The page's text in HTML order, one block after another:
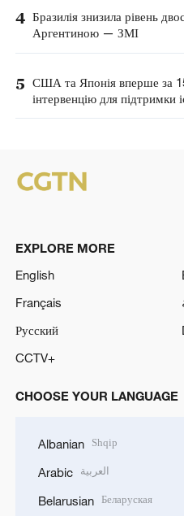
4 Бразилія знизила рівень
Аргентиною — ЗМІ
5 США та Японія вперше за
інтервенцію для підтримки
EXPLORE MORE
English
Français
Русский
CCTV+
CHOOSE YOUR LANGUAGE
Albanian Shqip
Arabic العربية
Belarusian Беларуская